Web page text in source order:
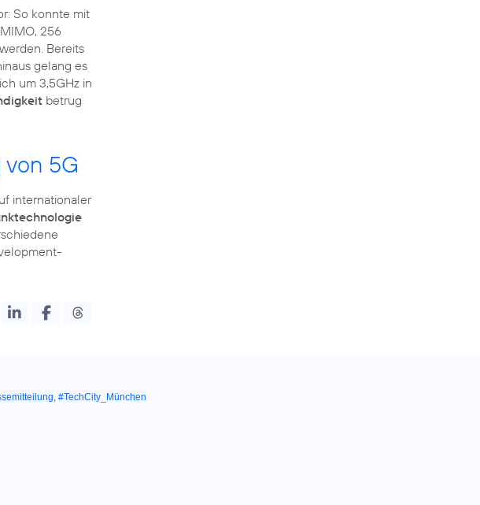
So konnte mit
256
Bereits
gelang es
um 3,5GHz in
betrug
5G
internationaler
, #TechCity_München